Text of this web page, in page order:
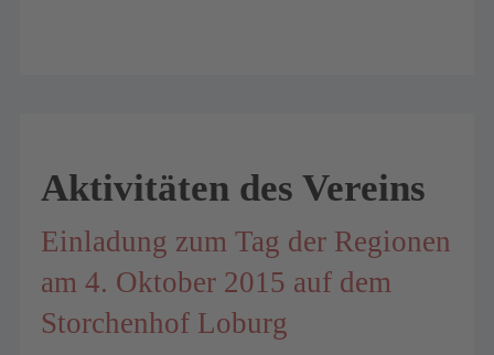
Aktivitäten des Vereins
Einladung zum Tag der Regionen
am 4. Oktober 2015 auf dem
Storchenhof Loburg